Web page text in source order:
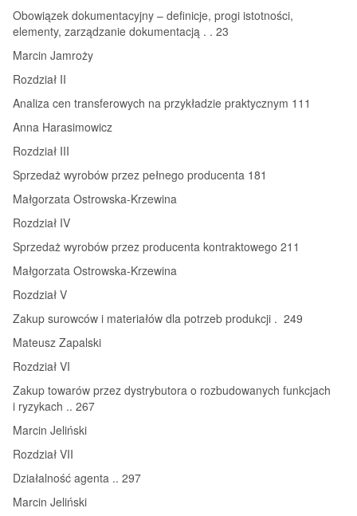
Obowiązek dokumentacyjny – definicje, progi istotności,
elementy, zarządzanie dokumentacją . . 23
Marcin Jamroży
Rozdział II
Analiza cen transferowych na przykładzie praktycznym 111
Anna Harasimowicz
Rozdział III
Sprzedaż wyrobów przez pełnego producenta 181
Małgorzata Ostrowska-Krzewina
Rozdział IV
Sprzedaż wyrobów przez producenta kontraktowego 211
Małgorzata Ostrowska-Krzewina
Rozdział V
Zakup surowców i materiałów dla potrzeb produkcji . 249
Mateusz Zapalski
Rozdział VI
Zakup towarów przez dystrybutora o rozbudowanych funkcjach
i ryzykach .. 267
Marcin Jeliński
Rozdział VII
Działalność agenta .. 297
Marcin Jeliński